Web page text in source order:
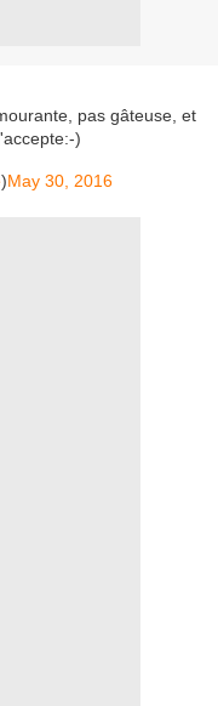
pas gâteuse, et
)
)May 30, 2016